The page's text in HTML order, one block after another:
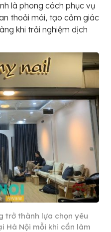
là phong cách phục vụ
thoải mái, tạo cảm giác
khi trải nghiệm dịch
trở thành lựa chọn yêu
Hà Nội mỗi khi cần làm